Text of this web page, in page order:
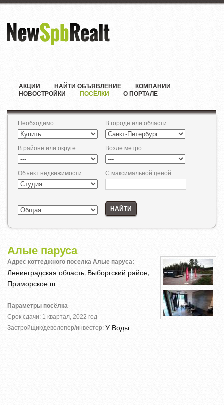
АКЦИИ НАЙТИ ОБЪЯВЛЕНИЕ
КОМПАНИИ
НОВОСТРОЙКИ
ПОСЁЛКИ О ПОРТАЛЕ
Необходимо: В городе или области:
В районе или округе: Возле метро:
Объект недвижимости: С максимальной ценой:
НАЙТИ
Алые паруса
Адрес коттеджного поселка Алые паруса:
Ленинградская область Выборгский район
Приморское ш.
Параметры посёлка
Срок сдачи: 1 квартал, 2022 год
Застройщик/девелопер/инвестор: У Воды